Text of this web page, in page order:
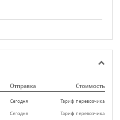
Отправка Стоимость
Сегодня
Тариф перевозчика
Сегодня
Тариф перевозчика